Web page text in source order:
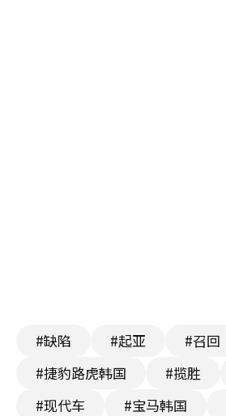
#缺陷 #起亚 #召回
#捷豹路虎韩国
#揽胜
#现代车
#宝马韩国